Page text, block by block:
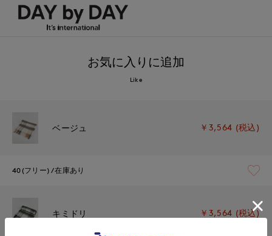
お気に入りに追加
Like
ベージュ ￥3,564 (税込)
40(フリー) 在庫あり
キミドリ ￥3,564 (税込)